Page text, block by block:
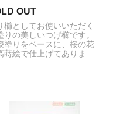
OUT
櫛としてお使いいただく
りの美しいつげ櫛です。
塗りをベースに、桜の花
蒔絵で仕上げてありま